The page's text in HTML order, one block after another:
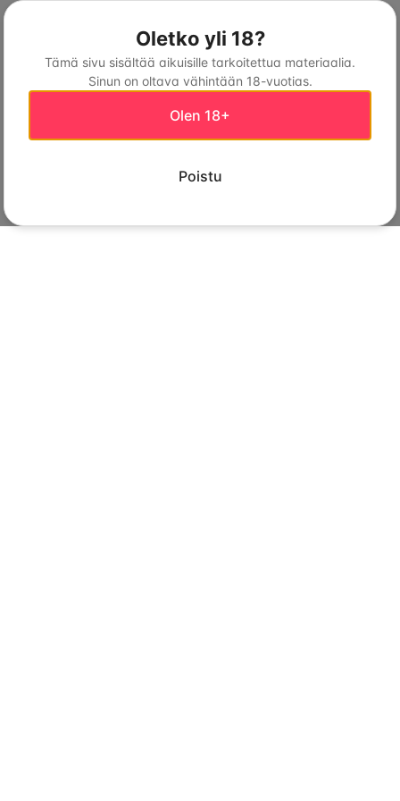
Oletko yli 18?
Tämä sivu sisältää aikuisille tarkoitettua materiaalia.
Sinun on oltava vähintään 18-vuotias.
Olen 18+
Poistu